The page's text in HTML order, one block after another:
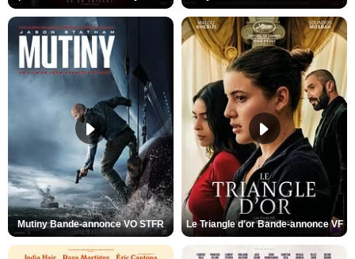
Mutiny Bande-annonce VO STFR Le Triangle d'or Bande-annonce VF